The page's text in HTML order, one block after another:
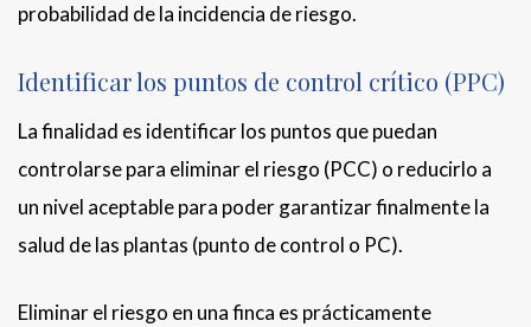
probabilidad de la incidencia de riesgo.
Identificar los puntos de control crítico (PPC)
La finalidad es identificar los puntos que puedan
controlarse para eliminar el riesgo (PCC) o reducirlo a
un nivel aceptable para poder garantizar finalmente la
salud de las plantas (punto de control o PC).
Eliminar el riesgo en una finca es prácticamente